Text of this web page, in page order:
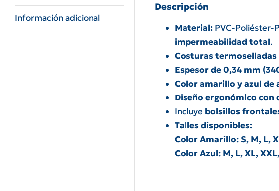
Información adicional
Descripción
Material: PVC-Poliéster-
impermeabilidad total.
Costuras termoselladas
Espesor de 0,34 mm
Color amarillo y azul de
Diseño ergonómico con
Incluye bolsillos
Talles disponibles:
Color Amarillo: S, M, L,
Color Azul: M, L, XL,